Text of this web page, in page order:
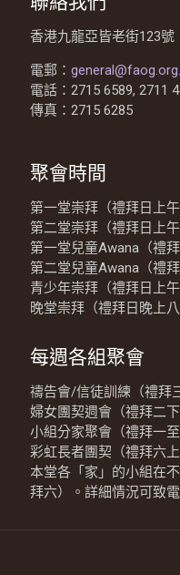
香港九龍亞皆老街123號
電郵：
電話：2715 6589, 2711
傳真：2715 6285
聚會時間
第一堂崇拜（禮拜日上午
第二堂崇拜（禮拜日上午
第一堂兒童Awana（禮拜
第二堂兒童Awana（禮
青少年崇拜（禮拜日上午
晚堂崇拜（禮拜日晚上八
每週各組聚會
禱告會/信徒訓練（禮拜
婦女團契週會（禮拜二下
小組分家聚會（禮拜一
彩虹長者團契（禮拜六上
本堂各「家」的小組在
拜六）。詳細情況可致電